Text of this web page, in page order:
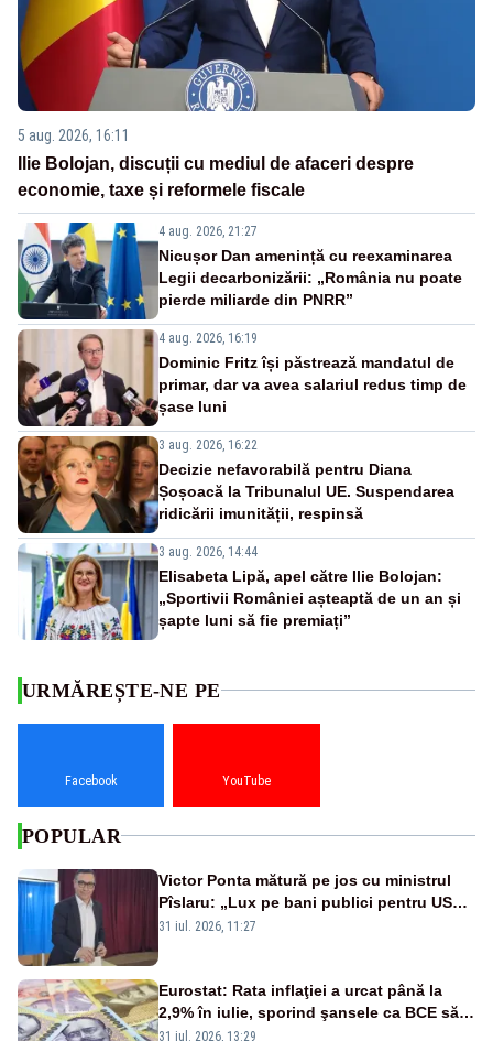
5 aug. 2026, 16:11
Ilie Bolojan, discuții cu mediul de afaceri despre
economie, taxe și reformele fiscale
4 aug. 2026, 21:27
Nicușor Dan amenință cu reexaminarea
Legii decarbonizării: „România nu poate
pierde miliarde din PNRR”
4 aug. 2026, 16:19
Dominic Fritz își păstrează mandatul de
primar, dar va avea salariul redus timp de
șase luni
3 aug. 2026, 16:22
Decizie nefavorabilă pentru Diana
Șoșoacă la Tribunalul UE. Suspendarea
ridicării imunității, respinsă
3 aug. 2026, 14:44
Elisabeta Lipă, apel către Ilie Bolojan:
„Sportivii României așteaptă de un an și
șapte luni să fie premiați”
URMĂREȘTE-NE PE
Facebook YouTube
POPULAR
Victor Ponta mătură pe jos cu ministrul
Pîslaru: „Lux pe bani publici pentru USR-
iști”
31 iul. 2026, 11:27
Eurostat: Rata inflaţiei a urcat până la
2,9% în iulie, sporind şansele ca BCE să
majoreze dobânda
31 iul. 2026, 13:29